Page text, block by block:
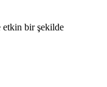
etkin bir şekilde